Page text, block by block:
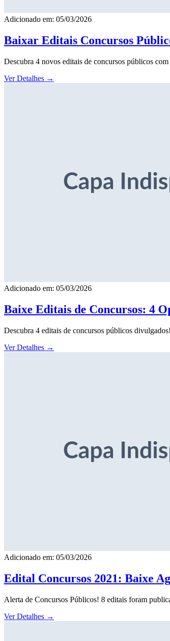
Adicionado em: 05/03/2026
Baixar Editais Concursos
Descubra 4 novos editais de concursos públicos
Ver Detalhes →
Adicionado em: 05/03/2026
Baixe Editais de Concursos: 4
Descubra 4 editais de concursos públicos
Ver Detalhes →
Adicionado em: 05/03/2026
Edital Concursos 2021: Baixe
Alerta de Concursos Públicos! 8 editais foram
Ver Detalhes →